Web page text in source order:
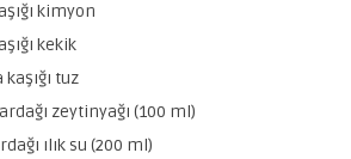
kimyon
kekik
kaşığı tuz
zeytinyağı (100 ml)
ılık su (200 ml)